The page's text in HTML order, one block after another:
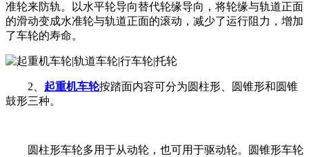
准轮来防轨。以水平轮导向替代轮缘导向，将轮缘与轨道正面
的滑动变成水准轮与轨道正面的滚动，减少了运行阻力，增加
了车轮的寿命。
2、 起重机车轮按踏面内容可分为圆柱形、圆锥形和圆锥
鼓形三种。
圆柱形车轮多用于从动轮，也可用于驱动轮。圆锥形车轮